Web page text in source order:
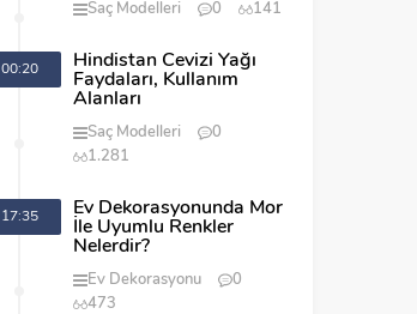
Saç Modelleri 0 141
00:20
Hindistan Cevizi Yağı
Faydaları, Kullanım
Alanları
Saç Modelleri
0
1.281
17:35
Ev Dekorasyonunda Mor
İle Uyumlu Renkler
Nelerdir?
Ev Dekorasyonu
0
473